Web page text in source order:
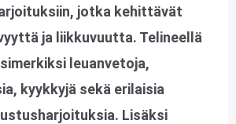
jotka kehittävät
ja liikkuvuutta. Telineellä
leuanvetoja,
kyykkyjä sekä erilaisia
Lisäksi